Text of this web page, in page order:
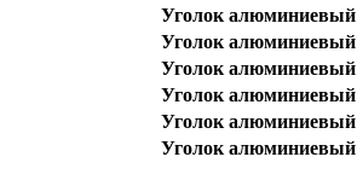
Уголок алюминиевый
Уголок алюминиевый
Уголок алюминиевый
Уголок алюминиевый
Уголок алюминиевый
Уголок алюминиевый